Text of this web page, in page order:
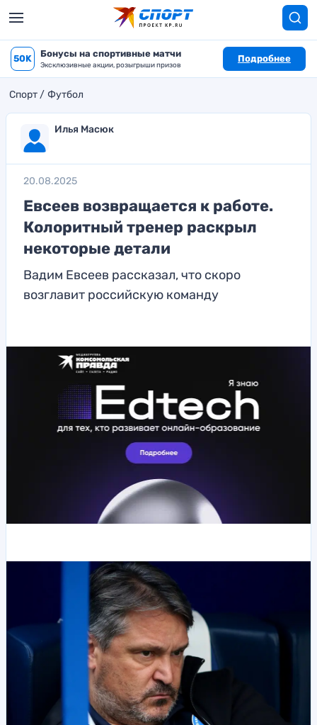
50K Бонусы на спортивные матчи
Эксклюзивные акции, розыгрыши призов
Подробнее
Спорт Футбол
Илья Масюк
20.08.2025
Евсеев возвращается к работе.
Колоритный тренер раскрыл
некоторые детали
Вадим Евсеев рассказал, что скоро
возглавит российскую команду